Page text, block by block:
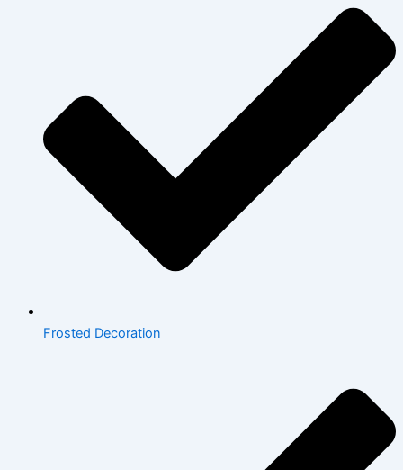
Frosted Decoration